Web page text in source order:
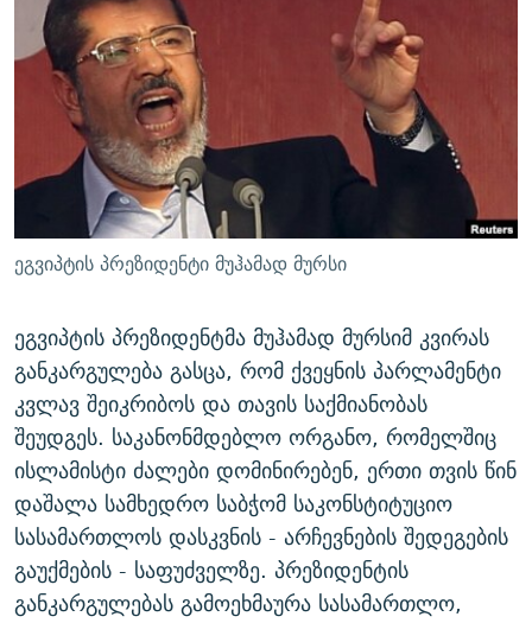
ᲛᲝᲚᲐᲞᲐᲠᲐᲙᲔ ᲢᲔᲥᲡᲢᲔᲑᲘ
ᲨᲘᲜ - ᲣᲪᲮᲝᲔᲗᲨᲘ
ᲚᲘᲢᲔᲠᲐᲢᲣᲠᲣᲚᲘ ᲬᲐᲮᲜᲐᲒᲔᲑᲘ
ᲐᲛᲔᲠᲘᲙᲣᲚᲘ ᲛᲝᲗᲮᲠᲝᲑᲐ
ᲘᲛᲞᲔᲠᲘᲐ ᲓᲐ ᲠᲐᲓᲘᲝ
ᲩᲔᲛᲘ ᲡᲘᲙᲕᲓᲘᲚᲘᲡ ᲛᲘᲖᲔᲖᲘᲐ COVID-19
11 ᲬᲔᲚᲘ - 11 ᲐᲛᲑᲐᲕᲘ
ᲡᲐᲞᲐᲠᲚᲐᲛᲔᲜᲢᲝ ᲐᲠᲩᲔᲕᲜᲔᲑᲘᲡ ᲘᲡᲢᲝᲠᲘᲐ
ᲑᲐᲕᲨᲕᲔᲑᲘ ᲞᲠᲝᲡᲢᲘᲢᲣᲪᲘᲐᲨᲘ - ᲐᲛᲝᲣᲗᲥᲛᲔᲚᲘ ᲐᲛᲑᲐᲕᲘ
5 ᲐᲛᲑᲐᲕᲘ - 20 ᲘᲕᲜᲘᲡᲡ ᲓᲐᲨᲐᲕᲔᲑᲣᲚᲔᲑᲘ
ᲐᲒᲕᲘᲡᲢᲝᲡ ᲝᲛᲘ
ПРИВЕТ ᲙᲣᲚᲢᲣᲠᲐ
ᲒᲐᲛᲝᲘᲬᲔᲠᲔ
რთე/რთ-ის ყველა საიტი
ეგვიპტის პრეზიდენტი მუჰამად მურსი
ეგვიპტის პრეზიდენტმა მუჰამად მურსიმ კვირას
განკარგულება გასცა, რომ ქვეყნის პარლამენტი
კვლავ შეიკრიბოს და თავის საქმიანობას
შეუდგეს. საკანონმდებლო ორგანო, რომელშიც
ისლამისტი ძალები დომინირებენ, ერთი თვის წინ
დაშალა სამხედრო საბჭომ საკონსტიტუციო
სასამართლოს დასკვნის - არჩევნების შედეგების
გაუქმების - საფუძველზე. პრეზიდენტის
განკარგულებას გამოეხმაურა სასამართლო,